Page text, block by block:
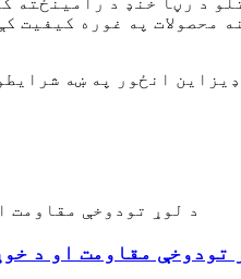
محصولات په غوره
تودوخې مقاومت او د